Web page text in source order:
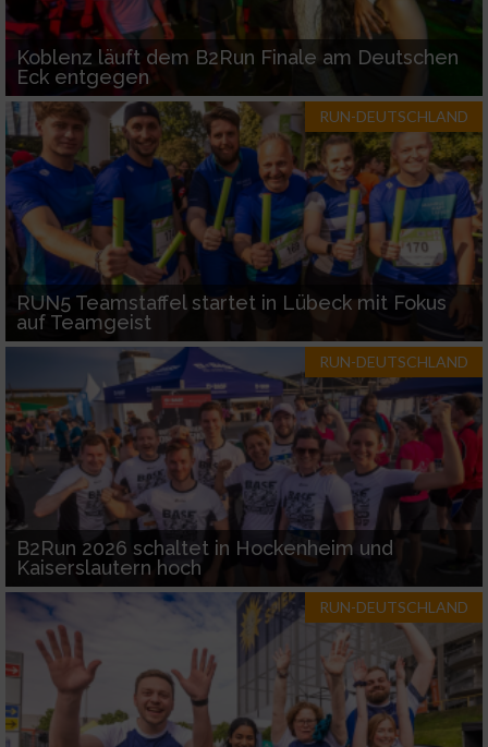
Koblenz läuft dem B2Run Finale am Deutschen
Eck entgegen
RUN-DEUTSCHLAND
RUN5 Teamstaffel startet in Lübeck mit Fokus
auf Teamgeist
RUN-DEUTSCHLAND
B2Run 2026 schaltet in Hockenheim und
Kaiserslautern hoch
RUN-DEUTSCHLAND